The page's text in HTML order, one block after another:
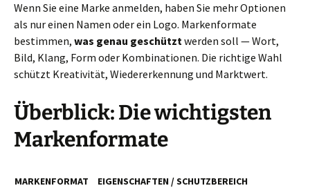
Wenn Sie eine Marke anmelden, haben Sie mehr Optionen
als nur einen Namen oder ein Logo. Markenformate
bestimmen, was genau geschütztwerden soll — Wort,
Bild, Klang, Form oder Kombinationen. Die richtige Wahl
schützt Kreativität, Wiedererkennung und Marktwert.
Überblick: Die wichtigsten
Markenformate
MARKENFORMAT EIGENSCHAFTEN / SCHUTZBEREICH